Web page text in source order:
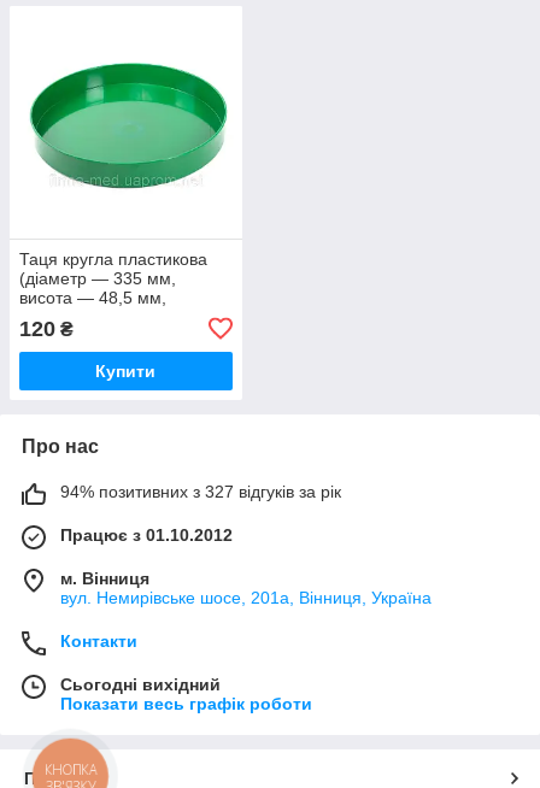
Таця кругла пластикова
(діаметр — 335 мм,
висота — 48,5 мм,
120 ₴
Купити
Про нас
94% позитивних з 327 відгуків за рік
Працює з 01.10.2012
м. Вінниця
вул. Немирівське шосе, 201а, Вінниця, Україна
Контакти
Сьогодні вихідний
Показати весь графік роботи
Про нас
КНОПКА